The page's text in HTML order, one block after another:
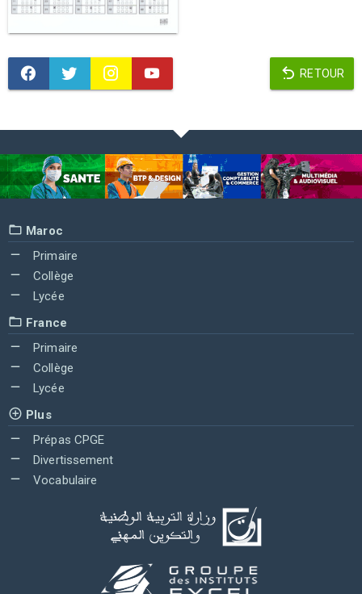
RETOUR
Maroc
Primaire
Collège
Lycée
France
Primaire
Collège
Lycée
Plus
Prépas CPGE
Divertissement
Vocabulaire